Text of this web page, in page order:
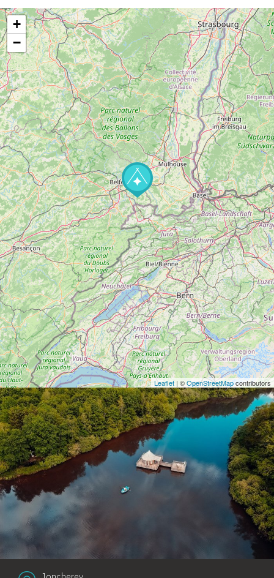
+
−
Leaflet | ©OpenStreetMapcontributors